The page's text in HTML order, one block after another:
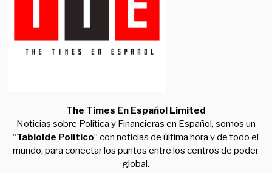
The Times En Español Limited
Noticias sobre Política y Financieras en Español, somos un
“Tabloide Político” con noticias de última hora y de todo el
mundo, para conectar los puntos entre los centros de poder
global.